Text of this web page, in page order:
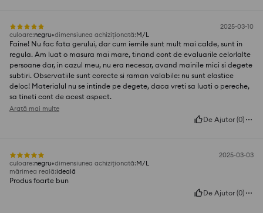
2025-03-10
culoare:negru dimensiunea achiziționată:M/L
Faine! Nu fac fata gerului, dar cum iernile sunt mult mai calde, sunt in
regula. Am luat o masura mai mare, tinand cont de evaluarile celorlalte
persoane dar, in cazul meu, nu era necesar, avand mainile mici si degete
subtiri. Observatiile sunt corecte si raman valabile: nu sunt elastice
deloc! Materialul nu se intinde pe degete, daca vreti sa luati o pereche,
sa tineti cont de acest aspect.
Arată mai multe
De Ajutor (0)
2025-03-03
culoare:negru dimensiunea achiziționată:M/L
mărimea reală:ideală
Produs foarte bun
De Ajutor (0)